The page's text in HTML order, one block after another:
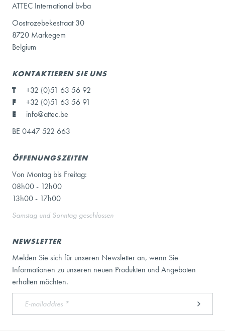
ATTEC International bvba
Oostrozebekestraat 30
8720 Markegem
Belgium
KONTAKTIEREN SIE UNS
T
+32 (0)51 63 56 92
F
+32 (0)51 63 56 91
E
info@attec.be
BE 0447 522 663
ÖFFENUNGSZEITEN
Von Montag bis Freitag:
08h00 - 12h00
13h00 - 17h00
Samstag und Sonntag geschlossen
NEWSLETTER
Melden Sie sich für unseren Newsletter an, wenn Sie
Informationen zu unseren neuen Produkten und Angeboten
erhalten möchten.